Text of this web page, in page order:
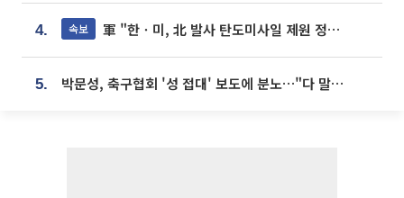
4. 속보 軍 "한ㆍ미, 北 발사 탄도미사일 제원 정밀분석 중"
5. 박문성, 축구협회 '성 접대' 보도에 분노…"다 말아먹으려고 작정했나"